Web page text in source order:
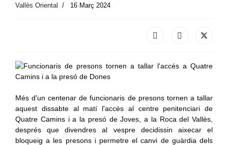
Vallès Oriental 16 Març 2024
Més d'un centenar de funcionaris de presons tornen a tallar
aquest dissabte al matí l'accés al centre penitenciari de
Quatre Camins i a la presó de Joves, a la Roca del Vallès,
després que divendres al vespre decidissin aixecar el
bloqueig a les presons i permetre el canvi de guàrdia dels